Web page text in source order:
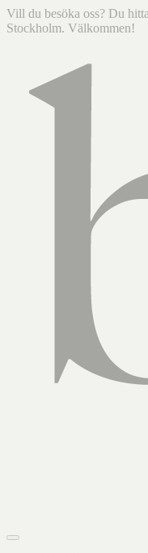
Vill du besöka oss? Du
Stockholm. Välkommen!